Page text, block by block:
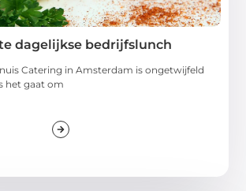
dagelijkse bedrijfslunch
Catering in Amsterdam is ongetwijfeld
het gaat om